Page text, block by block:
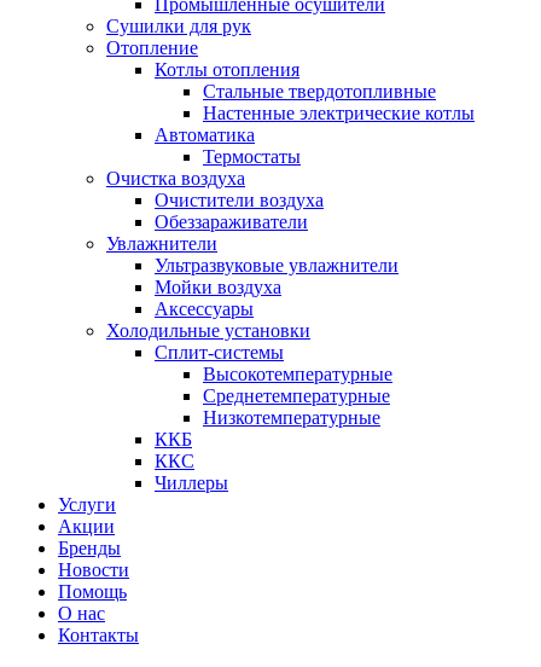
Промышленные осушители
Сушилки для рук
Отопление
Котлы отопления
Стальные твердотопливные
Настенные электрические котлы
Автоматика
Термостаты
Очистка воздуха
Очистители воздуха
Обеззараживатели
Увлажнители
Ультразвуковые увлажнители
Мойки воздуха
Аксессуары
Холодильные установки
Сплит-системы
Высокотемпературные
Среднетемпературные
Низкотемпературные
ККБ
ККС
Чиллеры
Услуги
Акции
Бренды
Новости
Помощь
О нас
Контакты